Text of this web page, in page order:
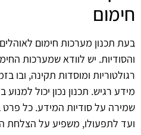
חימום
בעת תכנון מערכות חימום
והסודיות. יש לוודא שמערכות
רגולטוריות ומוסדות תקינה, ובו
מידע רגיש. תכנון נכון יכול למנוע
שמירה על סודיות המידע. כל
ועד לתפעולו, משפיע על הצלחת